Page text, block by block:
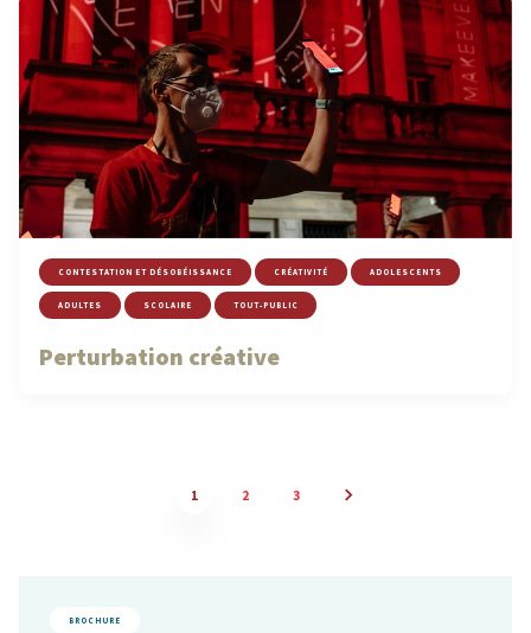
CONTESTATION ET DÉSOBÉISSANCE CRÉATIVITÉ ADOLESCENTS
ADULTES SCOLAIRE TOUT-PUBLIC
Perturbation créative
1 2 3
BROCHURE